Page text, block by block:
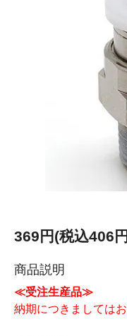
369円(税込406
商品説明
≪受注生産品≫
納期につきましては